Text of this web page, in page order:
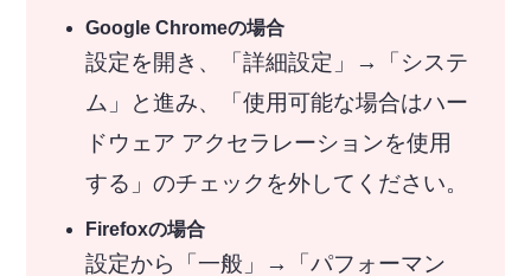
Google Chromeの場合
設定を開き、「詳細設定」→「システ
ム」と進み、「使用可能な場合はハー
ドウェア アクセラレーションを使用
する」のチェックを外してください。
Firefoxの場合
設定から「一般」→「パフォーマン